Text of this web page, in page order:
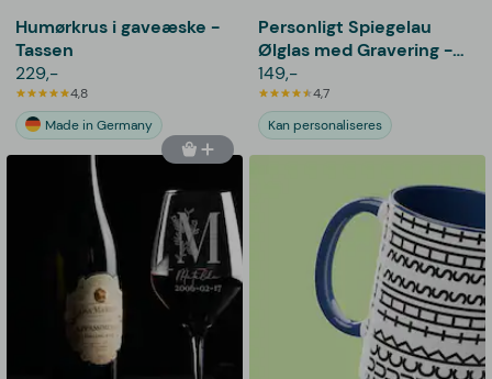
Humørkrus i gaveæske -
Tassen
229,-
4,8
Made in Germany
Personligt Spiegelau
Ølglas med Gravering -
Bogstav, Navn & Krans
149,-
4,7
Kan personaliseres